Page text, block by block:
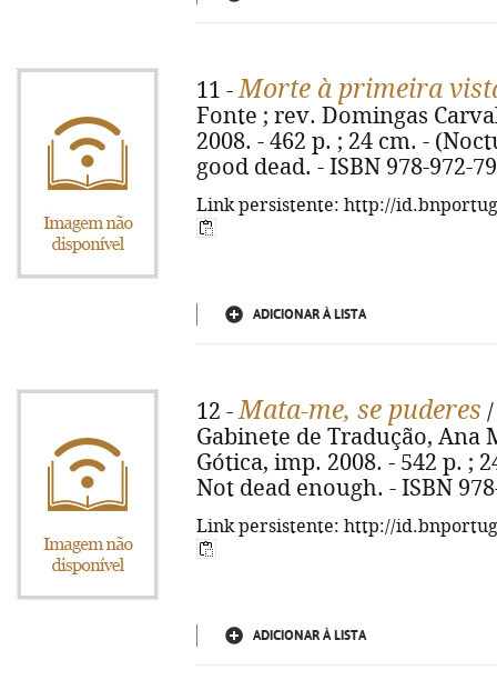
11 -Morte à primeira
Fonte ; rev. Domingas
2008. - 462 p. ; 24 cm. -
good dead. - ISBN 978-972-
Link persistente: http://
ADICIONAR À LISTA
12 -Mata-me, se puderes
Gabinete de Tradução, Ana
Gótica, imp. 2008. - 542 p. ;
Not dead enough. - ISBN
Link persistente: http://
ADICIONAR À LISTA